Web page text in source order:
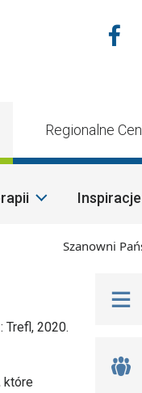
Regionalne
Inspiracje
Szanowni
Trefl, 2020.
które